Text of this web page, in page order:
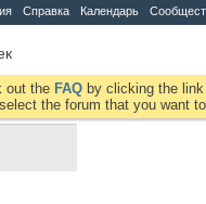
Справка Календарь
out the FAQ by clicking the
the forum that you want